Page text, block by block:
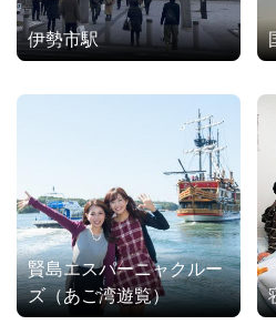
伊勢市駅
賢島エスパーニャクルー
ズ（あご湾遊覧）